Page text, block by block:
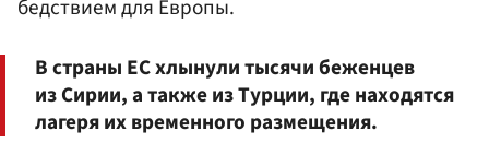
бедствием для Европы.
В страны ЕС хлынули тысячи беженцев
из Сирии, а также из Турции, где находятся
лагеря их временного размещения.